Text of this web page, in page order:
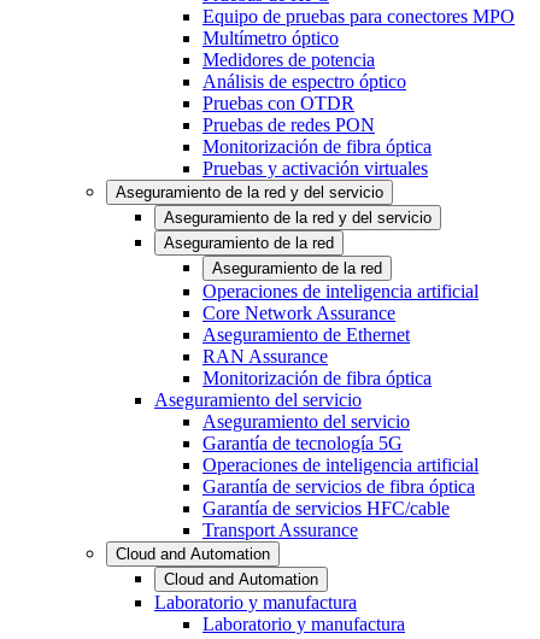
Equipo de pruebas para conectores MPO
Multímetro óptico
Medidores de potencia
Análisis de espectro óptico
Pruebas con OTDR
Pruebas de redes PON
Monitorización de fibra óptica
Pruebas y activación virtuales
Aseguramiento de la red y del servicio
Aseguramiento de la red y del servicio
Aseguramiento de la red
Aseguramiento de la red
Operaciones de inteligencia artificial
Core Network Assurance
Aseguramiento de Ethernet
RAN Assurance
Monitorización de fibra óptica
Aseguramiento del servicio
Aseguramiento del servicio
Garantía de tecnología 5G
Operaciones de inteligencia artificial
Garantía de servicios de fibra óptica
Garantía de servicios HFC/cable
Transport Assurance
Cloud and Automation
Cloud and Automation
Laboratorio y manufactura
Laboratorio y manufactura